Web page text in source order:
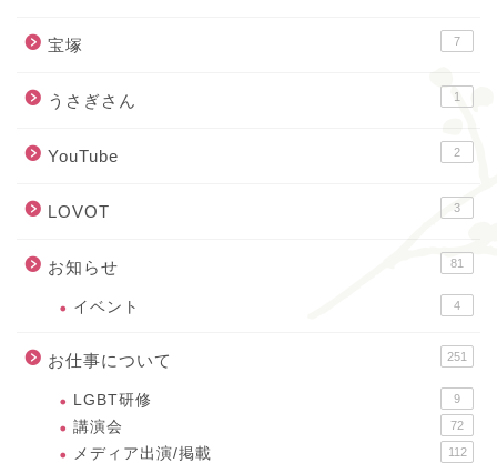
宝塚 7
うさぎさん 1
YouTube 2
LOVOT 3
お知らせ 81
イベント 4
お仕事について 251
LGBT研修 9
講演会 72
メディア出演/掲載 112